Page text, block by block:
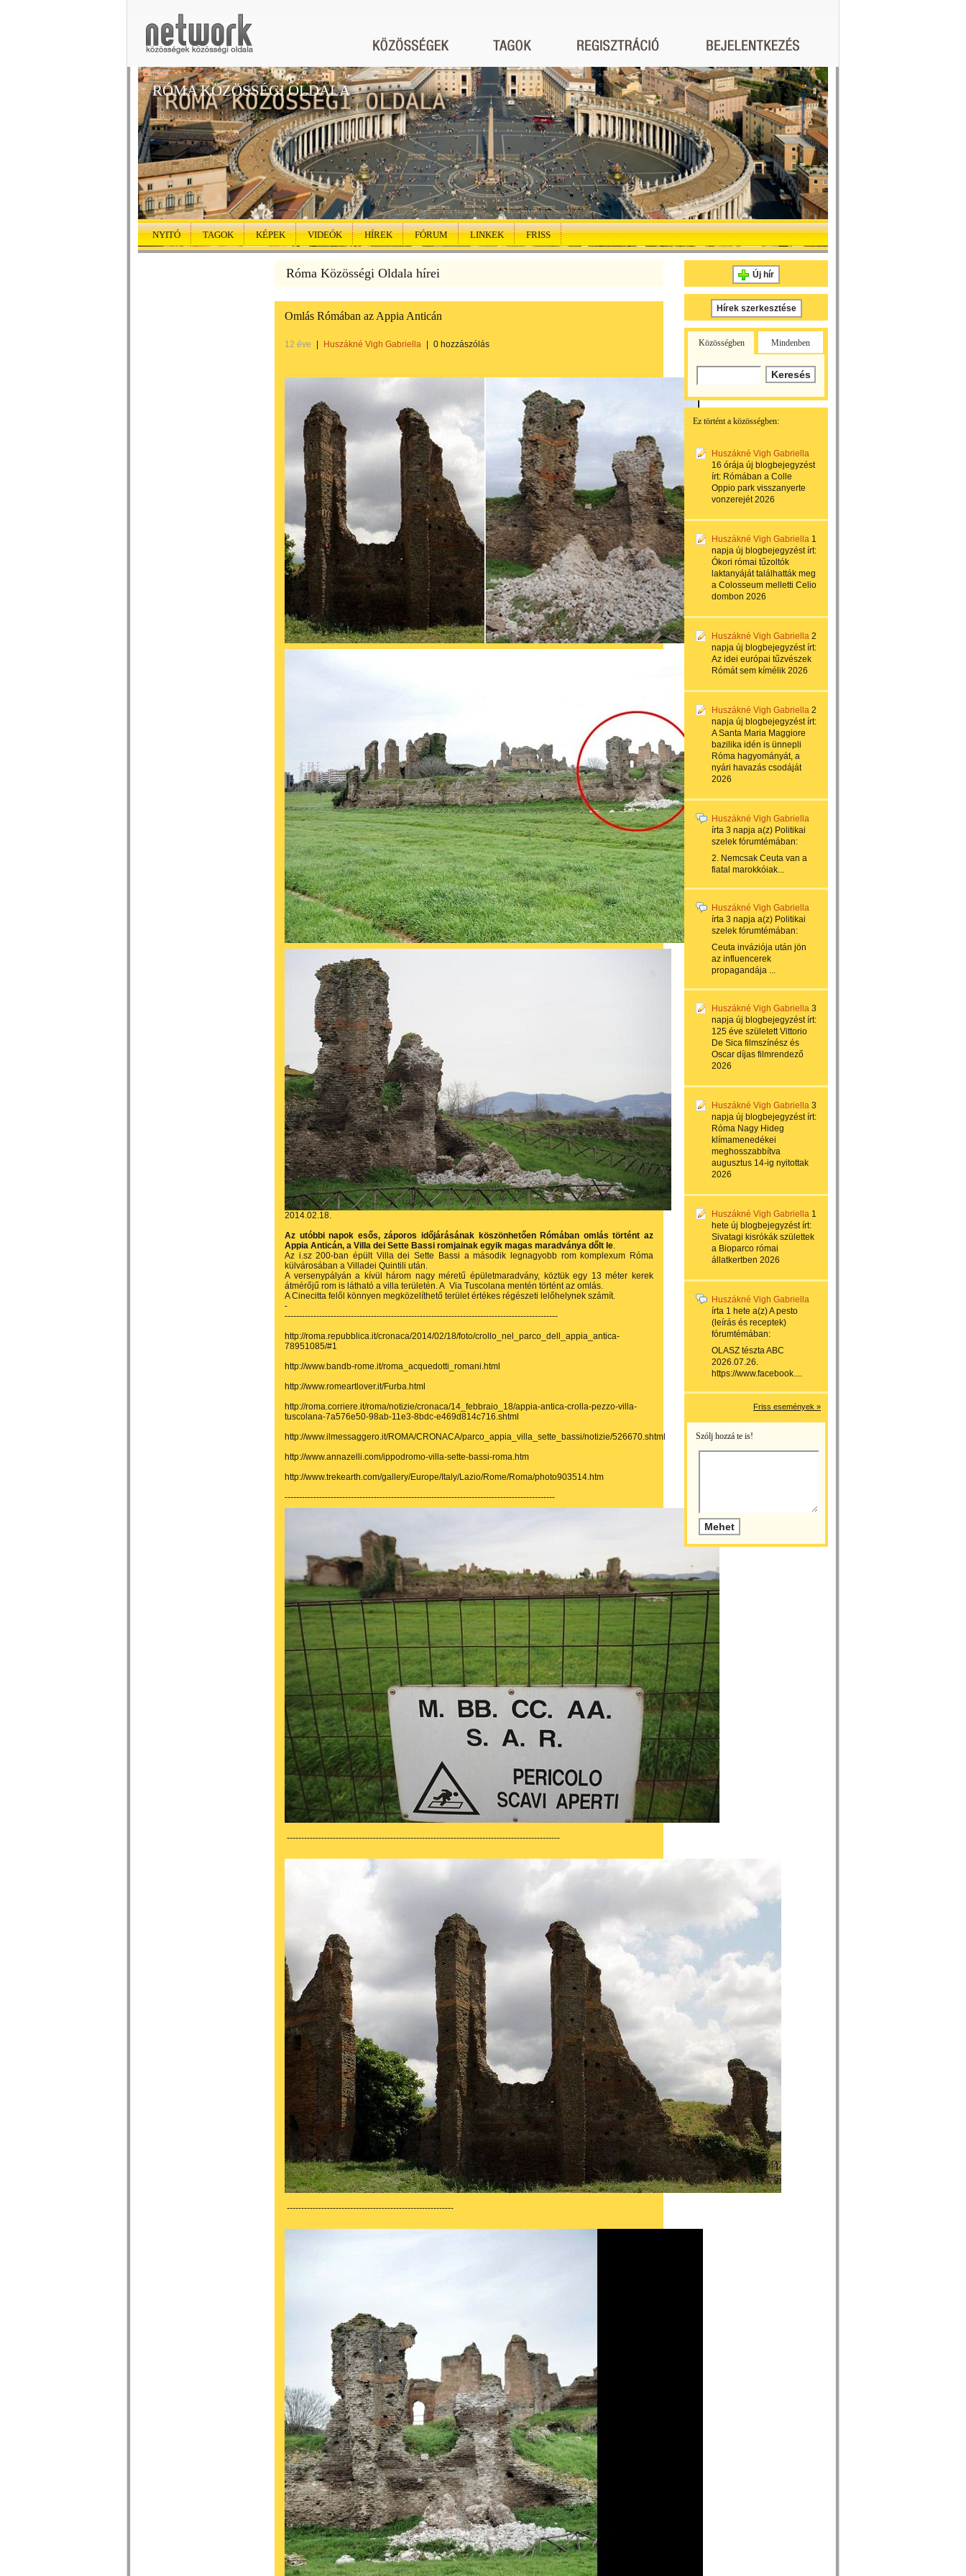
RÓMA KÖZÖSSÉGI OLDALA
NYITÓ TAGOK KÉPEK VIDEÓK HÍREK FÓRUM LINKEK FRISS
Róma Közösségi Oldala hírei
Omlás Rómában az Appia Anticán
12 éve Huszákné Vigh Gabriella 0 hozzászólás
2014.02.18.
Az utóbbi napok esős, záporos időjárásának köszönhetően Rómában omlás történt az
Appia Anticán, a Villa dei Sette Bassi romjainak egyik magas maradványa dőlt le.
Az i.sz 200-ban épült Villa dei Sette Bassi a második legnagyobb rom komplexum Róma
külvárosában a Villadei Quintili után.
A versenypályán a kívül három nagy méretű épületmaradvány, köztük egy 13 méter kerek
átmérőjű rom is látható a villa területén. A Via Tuscolana mentén történt az omlás.
A Cinecitta felől könnyen megközelíthető terület értékes régészeti lelőhelynek számít.
-
-----------------------------------------------------------------------------------------------
http://roma.repubblica.it/cronaca/2014/02/18/foto/crollo_nel_parco_dell_appia_antica-
78951085/#1
http://www.bandb-rome.it/roma_acquedotti_romani.html
http://www.romeartlover.it/Furba.html
http://roma.corriere.it/roma/notizie/cronaca/14_febbraio_18/appia-antica-crolla-pezzo-villa-
tuscolana-7a576e50-98ab-11e3-8bdc-e469d814c716.shtml
http://www.ilmessaggero.it/ROMA/CRONACA/parco_appia_villa_sette_bassi/notizie/526670.shtml
http://www.annazelli.com/ippodromo-villa-sette-bassi-roma.htm
http://www.trekearth.com/gallery/Europe/Italy/Lazio/Rome/Roma/photo903514.htm
----------------------------------------------------------------------------------------------
-----------------------------------------------------------------------------------------------
----------------------------------------------------------
Új hír
Hírek szerkesztése
Közösségben Mindenben
Ez történt a közösségben:
Huszákné Vigh Gabriella
16 órája új blogbejegyzést
írt: Rómában a Colle
Oppio park visszanyerte
vonzerejét 2026
Huszákné Vigh Gabriella 1
napja új blogbejegyzést írt:
Ókori római tűzoltók
laktanyáját találhatták meg
a Colosseum melletti Celio
dombon 2026
Huszákné Vigh Gabriella 2
napja új blogbejegyzést írt:
Az idei európai tűzvészek
Rómát sem kímélik 2026
Huszákné Vigh Gabriella 2
napja új blogbejegyzést írt:
A Santa Maria Maggiore
bazilika idén is ünnepli
Róma hagyományát, a
nyári havazás csodáját
2026
Huszákné Vigh Gabriella
írta 3 napja a(z) Politikai
szelek fórumtémában:
2. Nemcsak Ceuta van a
fiatal marokkóiak...
Huszákné Vigh Gabriella
írta 3 napja a(z) Politikai
szelek fórumtémában:
Ceuta inváziója után jön
az influencerek
propagandája ...
Huszákné Vigh Gabriella 3
napja új blogbejegyzést írt:
125 éve született Vittorio
De Sica filmszínész és
Oscar díjas filmrendező
2026
Huszákné Vigh Gabriella 3
napja új blogbejegyzést írt:
Róma Nagy Hideg
klímamenedékei
meghosszabbítva
augusztus 14-ig nyitottak
2026
Huszákné Vigh Gabriella 1
hete új blogbejegyzést írt:
Sivatagi kisrókák születtek
a Bioparco római
állatkertben 2026
Huszákné Vigh Gabriella
írta 1 hete a(z)A pesto
(leírás és receptek)
fórumtémában:
OLASZ tészta ABC
2026.07.26.
https://www.facebook....
Friss események »
Szólj hozzá te is!